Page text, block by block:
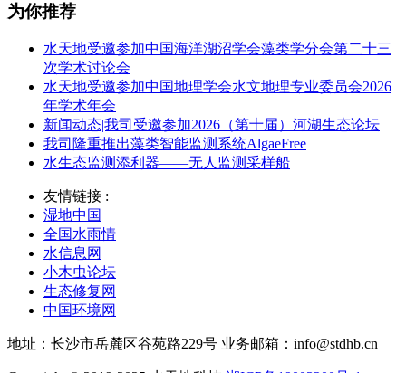
为你推荐
水天地受邀参加中国海洋湖沼学会藻类学分会第二十三
次学术讨论会
水天地受邀参加中国地理学会水文地理专业委员会2026
年学术年会
新闻动态|我司受邀参加2026（第十届）河湖生态论坛
我司隆重推出藻类智能监测系统AlgaeFree
水生态监测添利器——无人监测采样船
友情链接 :
湿地中国
全国水雨情
水信息网
小木虫论坛
生态修复网
中国环境网
地址：长沙市岳麓区谷苑路229号 业务邮箱：info@stdhb.cn